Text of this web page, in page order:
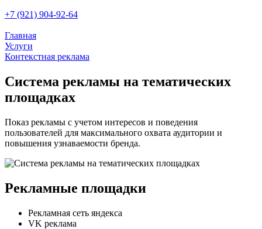
+7 (921) 904-92-64
Главная
Услуги
Контекстная реклама
Система рекламы на тематических
площадках
Показ рекламы с учетом интересов и поведения
пользователей для максимального охвата аудитории и
повышения узнаваемости бренда.
Рекламные площадки
Рекламная сеть яндекса
VK реклама